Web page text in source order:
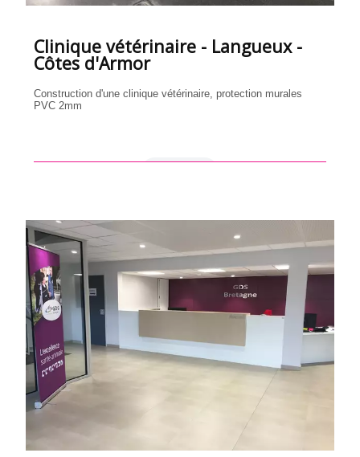
Clinique vétérinaire - Langueux -
Côtes d'Armor
Construction d'une clinique vétérinaire, protection murales
PVC 2mm